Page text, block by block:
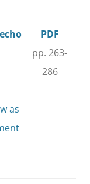
as
PDF
pp. 263-
286